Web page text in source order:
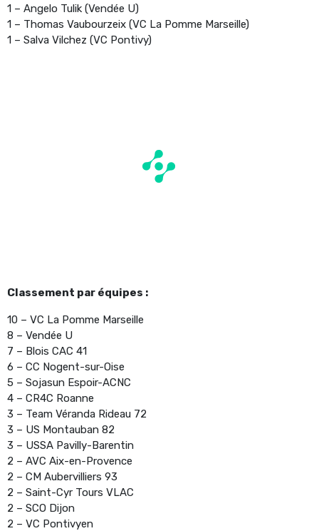
1 – Angelo Tulik (Vendée U)
1 – Thomas Vaubourzeix (VC La Pomme Marseille)
1 – Salva Vilchez (VC Pontivy)
Classement par équipes :
10 – VC La Pomme Marseille
8 – Vendée U
7 – Blois CAC 41
6 – CC Nogent-sur-Oise
5 – Sojasun Espoir-ACNC
4 – CR4C Roanne
3 – Team Véranda Rideau 72
3 – US Montauban 82
3 – USSA Pavilly-Barentin
2 – AVC Aix-en-Provence
2 – CM Aubervilliers 93
2 – Saint-Cyr Tours VLAC
2 – SCO Dijon
2 – VC Pontivyen